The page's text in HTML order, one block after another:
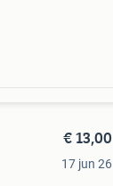
€ 13,00
17 jun 26